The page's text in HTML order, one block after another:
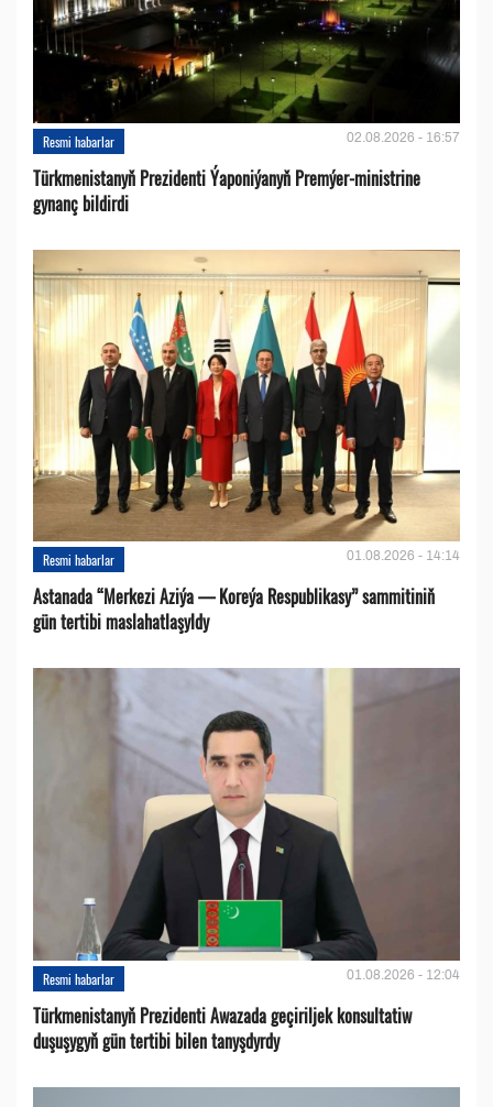
Resmi habarlar 02.08.2026 - 16:57
Türkmenistanyň Prezidenti Ýaponiýanyň Premýer-ministrine
gynanç bildirdi
Resmi habarlar 01.08.2026 - 14:14
Astanada “Merkezi Aziýa — Koreýa Respublikasy” sammitiniň
gün tertibi maslahatlaşyldy
Resmi habarlar 01.08.2026 - 12:04
Türkmenistanyň Prezidenti Awazada geçiriljek konsultatiw
duşuşygyň gün tertibi bilen tanyşdyrdy